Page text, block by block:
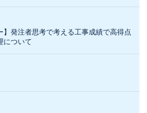
】発注者思考で考える工事成績で高得点
について